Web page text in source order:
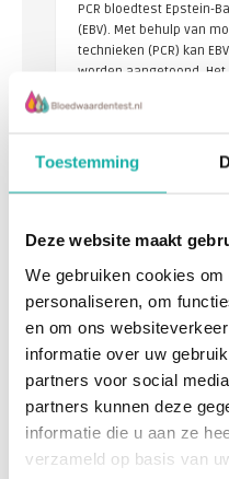
Toestemming
Deze website maakt
We gebruiken cookies
personaliseren, om
en om ons
informatie over uw
partners voor social
partners kunnen deze
informatie die u aan ze
verzameld op basis van
PCR bloedtest Epstein-
(EBV). Met behulp van
technieken (PCR) kan
worden aangetoond. Het
Pfeiffer.Product direct
Reacties
Cora
19 / 06 / 2025
Beste Jac,
Wij kunnen en mogen
onderzoek dat niet bij ons
kun je ons altijd een mail
info@bloedwaardentest.nl.
mee.